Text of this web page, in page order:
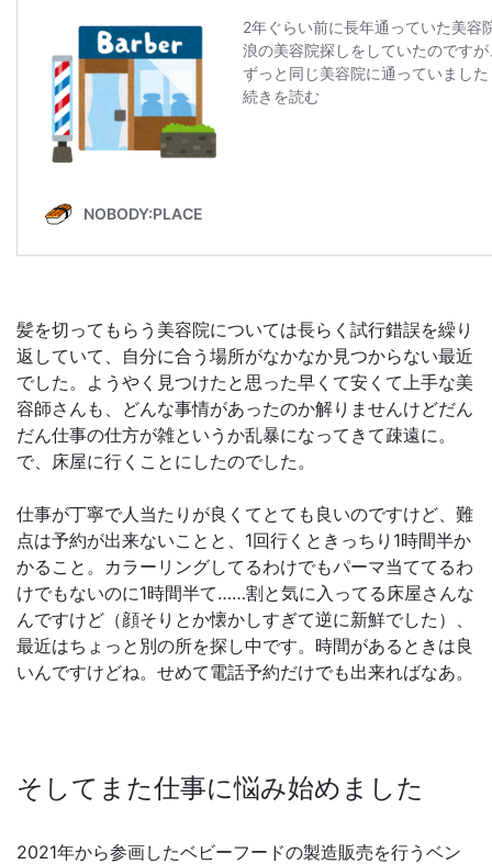
髪を切ってもらう美容院については長らく試行錯誤を繰り
返していて、自分に合う場所がなかなか見つからない最近
でした。ようやく見つけたと思った早くて安くて上手な美
容師さんも、どんな事情があったのか解りませんけどだん
だん仕事の仕方が雑というか乱暴になってきて疎遠に。
で、床屋に行くことにしたのでした。
仕事が丁寧で人当たりが良くてとても良いのですけど、難
点は予約が出来ないことと、1回行くときっちり1時間半か
かること。カラーリングしてるわけでもパーマ当ててるわ
けでもないのに1時間半て……割と気に入ってる床屋さんな
んですけど（顔そりとか懐かしすぎて逆に新鮮でした）、
最近はちょっと別の所を探し中です。時間があるときは良
いんですけどね。せめて電話予約だけでも出来ればなあ。
そしてまた仕事に悩み始めました
2021年から参画したベビーフードの製造販売を行うベン